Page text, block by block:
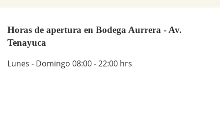
Horas de apertura en Bodega Aurrera - Av.
Tenayuca
Lunes - Domingo 08:00 - 22:00 hrs